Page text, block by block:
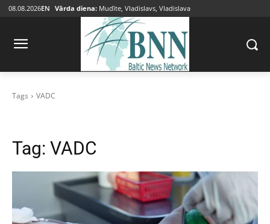
08.08.2026EN Vārda diena: Mudīte, Vladislavs, Vladislava
Tags VADC
Tag: VADC